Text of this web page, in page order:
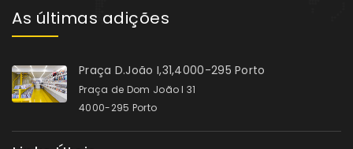
As últimas adições
Praça D.João I,31,4000-295 Porto
Praça de Dom João I 31
4000-295 Porto